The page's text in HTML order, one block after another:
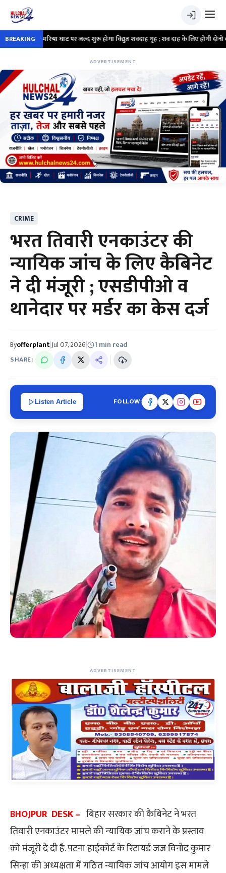
BREAKINGघाट पर जल्द शुरू होगा विद्युत शवदाह गृह ; शव दाह के लिए होगी दोनों व्यवस्था
ADVERTISEMENT
CRIME
भरत तिवारी एनकाउंटर की
न्यायिक जांच के लिए कैबिनेट
ने दी मंजूरी ; एसडीपीओ व
थानेदार पर मर्डर का केस दर्ज
Byofferplant|Jul 07, 2026| 1 min read
SHARE:
Listen Article FOLLOW:
ADVERTISEMENT
BHOJPUR DESK – बिहार सरकार की कैबिनेट ने भरत
तिवारी एनकाउंटर मामले की न्यायिक जांच कराने के प्रस्ताव
को मंजूरी दे दी है. पटना हाईकोर्ट के रिटायर्ड जज विनोद कुमार
सिन्हा की अध्यक्षता में गठित न्यायिक जांच आयोग इस मामले